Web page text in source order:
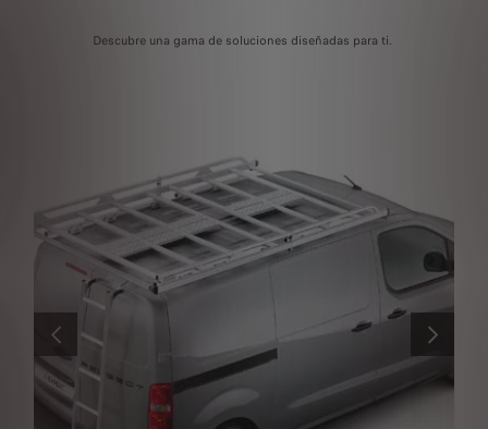
Descubre una gama de soluciones diseñadas para ti.
ANTERIOR SIGUIENTE